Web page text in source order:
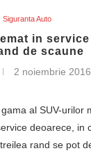
Siguranta Auto
in
de scaune
2 noiembrie 2016
al SUV-urilor
deoarece, in
rand se pot